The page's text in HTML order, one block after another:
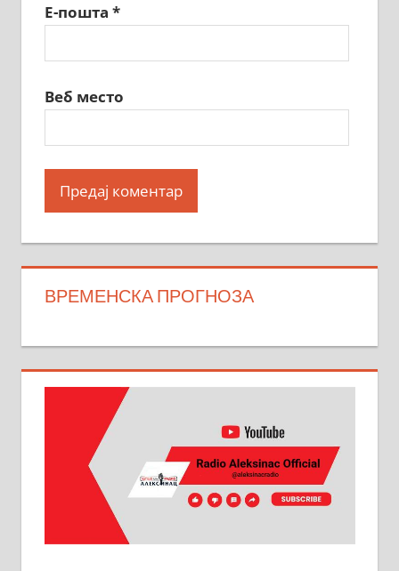
Е-пошта *
Веб место
ВРЕМЕНСКА ПРОГНОЗА